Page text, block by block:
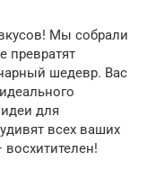
Мы собрали
превратят
шедевр. Вас
для
всех ваших
восхитителен!